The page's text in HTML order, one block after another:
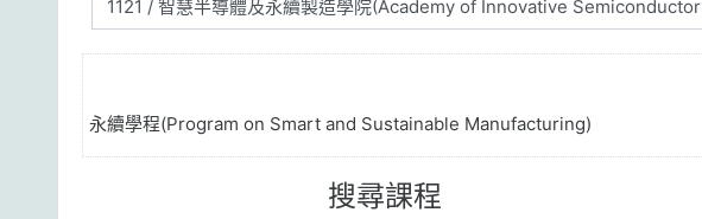
永續學程(Program on Smart and Sustainable Manufacturing)
搜尋課程